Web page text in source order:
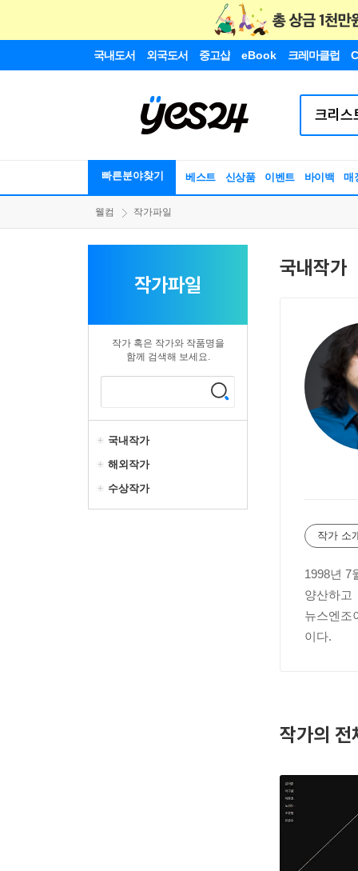
국내도서 외국도서 중고샵 eBook 크레마클럽
빠른분야찾기 베스트 신상품 이벤트 바이백 매
웰컴 작가파일
작가파일
작가 혹은 작가와 작품명을
함께 검색해 보세요.
국내작가
해외작가
수상작가
국내작가
작가 소
1998년 7
양산하고
뉴스엔조
이다.
작가의 전